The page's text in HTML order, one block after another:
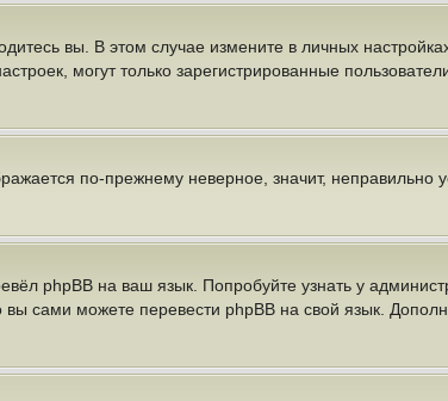
вы. В этом случае измените в личных
могут только зарегистрированные
по-прежнему неверное, значит, неправильно
phpBB на ваш язык. Попробуйте узнать у
вы сами можете перевести phpBB на свой язык.